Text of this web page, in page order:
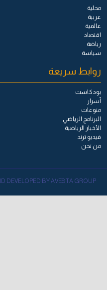
محلية
عربية
عالمية
اقتصاد
رياضة
سياسة
روابط سريعة
بودكاست
أسرار
منوعات
البرنامج الرياضي
الأخبار الرياضية
فيديو ترند
من نحن
DEVELOPED BY AVESTA GROUP